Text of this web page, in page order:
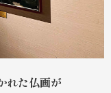
れた仏画が